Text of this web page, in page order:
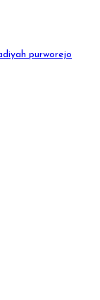
purworejo